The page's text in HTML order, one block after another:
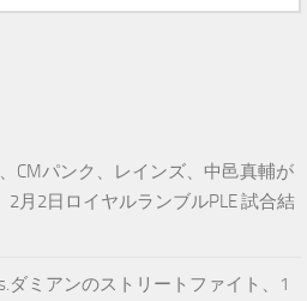
CMパンク、レインズ、中邑真輔が
月2日ロイヤルランブルPLE 試合結
ダミアンのストリートファイト、1